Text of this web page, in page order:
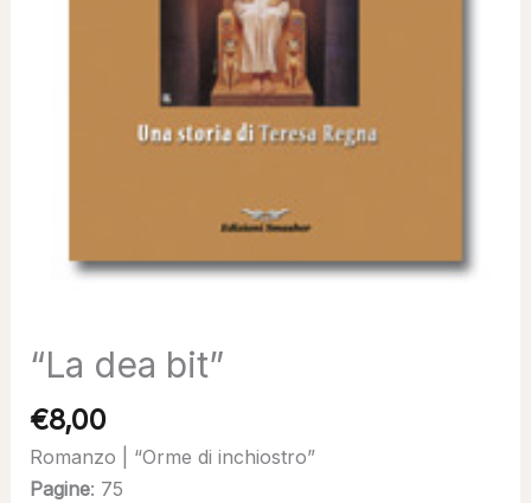
“La dea bit”
€8,00
Romanzo | “Orme di inchiostro”
Pagine: 75